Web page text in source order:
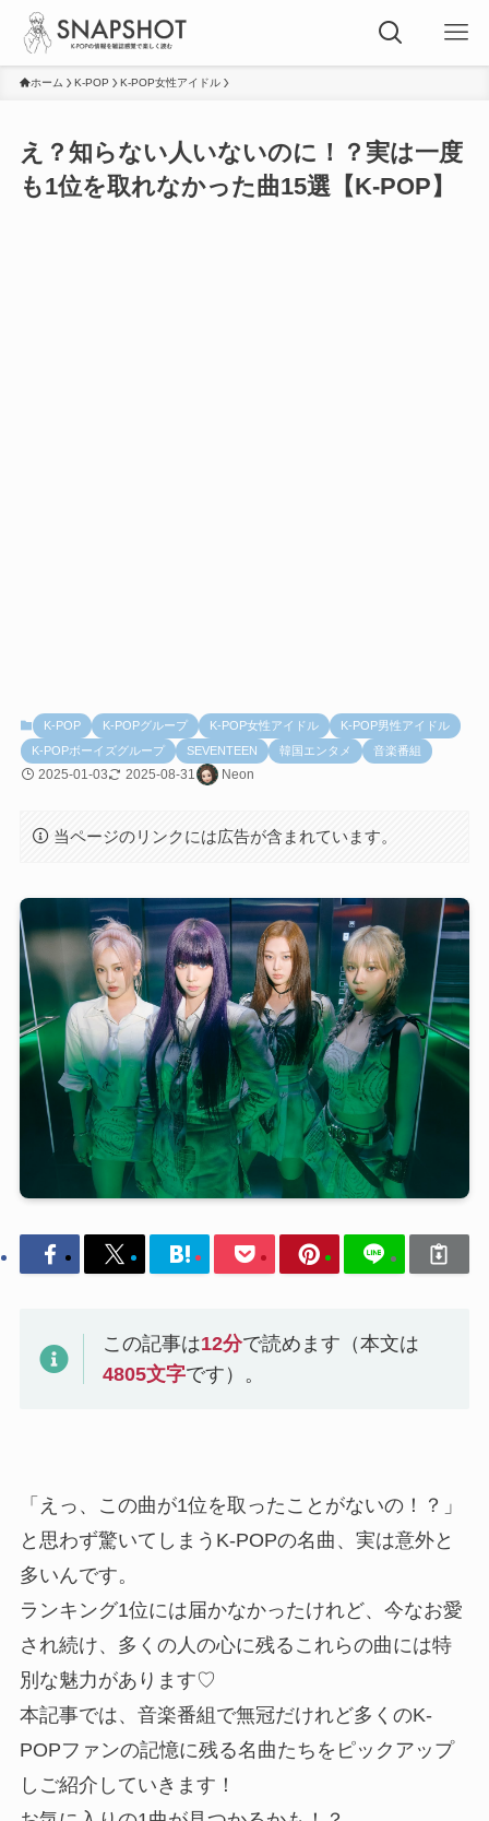
ホーム K-POP K-POP女性アイドル
え？知らない人いないのに！？実は一度
も1位を取れなかった曲15選【K-POP】
K-POP K-POPグループ K-POP女性アイドル
K-POP男性アイドル
K-POPボーイズグループ
SEVENTEEN 韓国エンタメ 音楽番組
2025-01-03 2025-08-31 Neon
当ページのリンクには広告が含まれています。
この記事は12分で読めます（本文は
4805文字です）。
「えっ、この曲が1位を取ったことがないの！？」
と思わず驚いてしまうK-POPの名曲、実は意外と
多いんです。
ランキング1位には届かなかったけれど、今なお愛
され続け、多くの人の心に残るこれらの曲には特
別な魅力があります♡
本記事では、音楽番組で無冠だけれど多くのK-
POPファンの記憶に残る名曲たちをピックアップ
しご紹介していきます！